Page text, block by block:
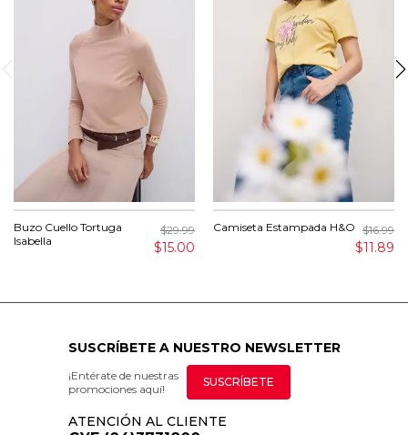
Buzo Cuello Tortuga
Isabella
$29.99
$15.00
Camiseta Estampada H&O $16.99
$11.89
SUSCRÍBETE A NUESTRO NEWSLETTER
¡Entérate de nuestras
promociones aquí!
SUSCRÍBETE
ATENCIÓN AL CLIENTE